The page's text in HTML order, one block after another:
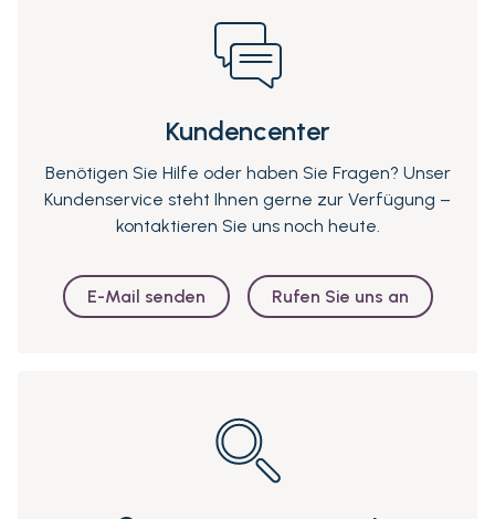
Kundencenter
Benötigen Sie Hilfe oder haben Sie Fragen? Unser
Kundenservice steht Ihnen gerne zur Verfügung –
kontaktieren Sie uns noch heute.
E-Mail senden Rufen Sie uns an